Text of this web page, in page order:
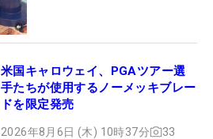
米国キャロウェイ、PGAツアー選
手たちが使用するノーメッキブレー
ドを限定発売
2026年8月6日 (木) 10時37分 33